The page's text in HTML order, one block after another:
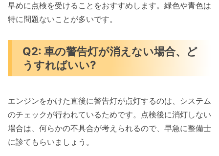
早めに点検を受けることをおすすめします。緑色や青色は
特に問題ないことが多いです。
Q2: 車の警告灯が消えない場合、ど
うすればいい?
エンジンをかけた直後に警告灯が点灯するのは、システム
のチェックが行われているためです。点検後に消灯しない
場合は、何らかの不具合が考えられるので、早急に整備士
に診てもらいましょう。